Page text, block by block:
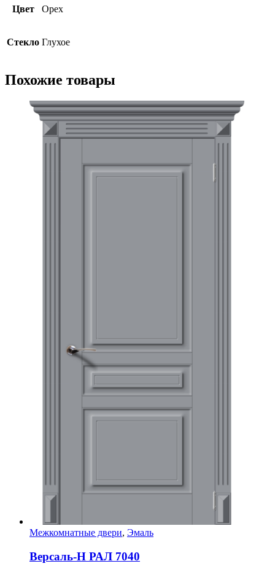
Цвет Орех
Стекло Глухое
Похожие товары
Межкомнатные двери, Эмаль
Версаль-Н РАЛ 7040